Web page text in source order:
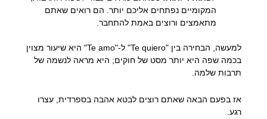
המקומיים נפתחים אליכם יותר. הם רואים שאתם
מתאמצים ורוצים באמת להתחבר.
למעשה, הבחירה בין "Te quiero" ל-"Te amo" היא שיעור מצוין
בכמה שפה היא יותר מסט של חוקים; היא מראה לנשמה של
תרבות שלמה.
אז בפעם הבאה שאתם רוצים לבטא אהבה בספרדית, עצרו
רגע.